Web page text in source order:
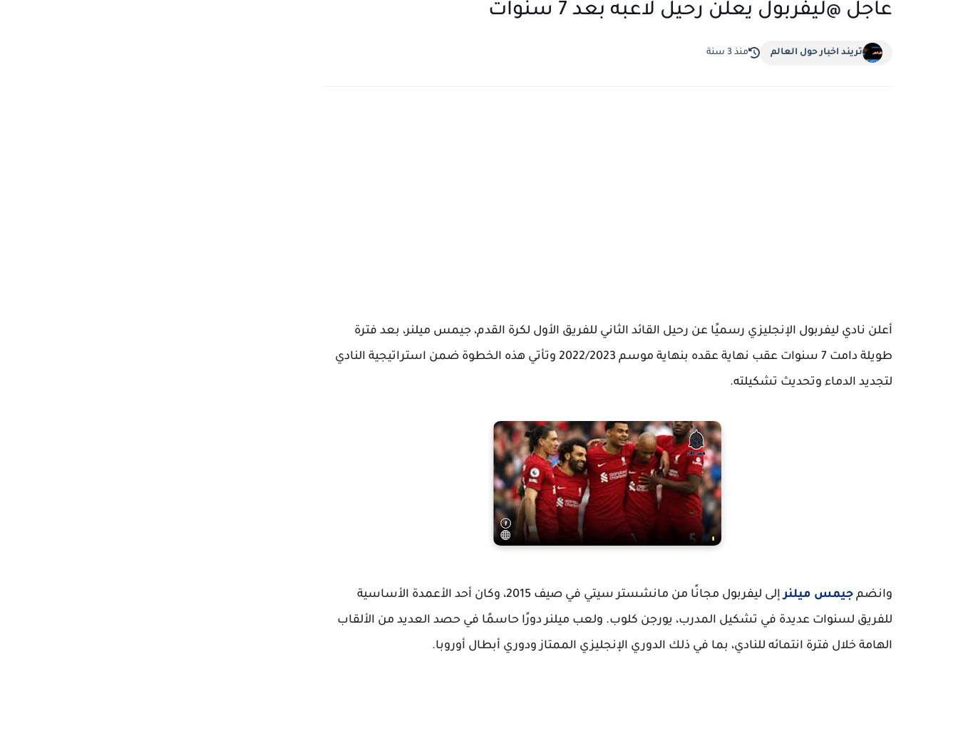
عاجل @ليفربول يعلن رحيل لاعبه بعد 7 سنوات
تريند اخبار حول العالم منذ 3 سنة
أعلن نادي ليفربول الإنجليزي رسميًا عن رحيل القائد الثاني للفريق الأول لكرة القدم، جيمس ميلنر، بعد فترة
طويلة دامت 7 سنوات عقب نهاية عقده بنهاية موسم 2022/2023 وتأتي هذه الخطوة ضمن استراتيجية النادي
لتجديد الدماء وتحديث تشكيلته.
وانضم جيمس ميلنر
إلى ليفربول مجانًا من مانشستر سيتي في صيف 2015، وكان أحد الأعمدة الأساسية
للفريق لسنوات عديدة في تشكيل المدرب، يورجن كلوب. ولعب ميلنر دورًا حاسمًا في حصد العديد من الألقاب
الهامة خلال فترة انتمائه للنادي، بما في ذلك الدوري الإنجليزي الممتاز ودوري أبطال أوروبا.